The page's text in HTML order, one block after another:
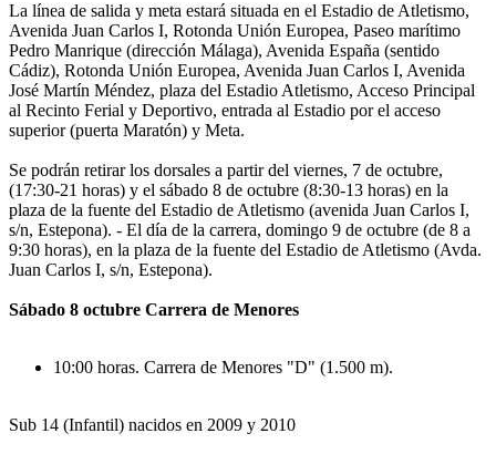
La línea de salida y meta estará situada en el Estadio de Atletismo,
Avenida Juan Carlos I, Rotonda Unión Europea, Paseo marítimo
Pedro Manrique (dirección Málaga), Avenida España (sentido
Cádiz), Rotonda Unión Europea, Avenida Juan Carlos I, Avenida
José Martín Méndez, plaza del Estadio Atletismo, Acceso Principal
al Recinto Ferial y Deportivo, entrada al Estadio por el acceso
superior (puerta Maratón) y Meta.
Se podrán retirar los dorsales a partir del viernes, 7 de octubre,
(17:30-21 horas) y el sábado 8 de octubre (8:30-13 horas) en la
plaza de la fuente del Estadio de Atletismo (avenida Juan Carlos I,
s/n, Estepona). - El día de la carrera, domingo 9 de octubre (de 8 a
9:30 horas), en la plaza de la fuente del Estadio de Atletismo (Avda.
Juan Carlos I, s/n, Estepona).
Sábado 8 octubre Carrera de Menores
10:00 horas. Carrera de Menores "D" (1.500 m).
Sub 14 (Infantil) nacidos en 2009 y 2010